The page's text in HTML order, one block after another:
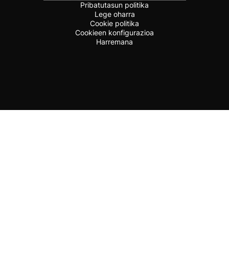
Pribatutasun politika
Lege oharra
Cookie politika
Cookieen konfigurazioa
Harremana